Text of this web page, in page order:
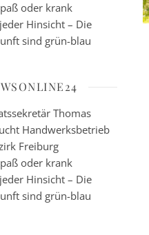
oder krank
Hinsicht – Die
sind grün-blau
Thomas
Handwerksbetrieb
Freiburg
oder krank
Hinsicht – Die
sind grün-blau